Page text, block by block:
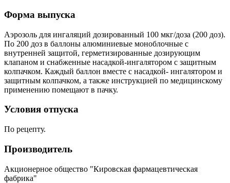
Форма выпуска
Аэрозоль для ингаляций дозированный 100 мкг/доза (200 доз).
По 200 доз в баллоны алюминиевые моноблочные с
внутренней защитой, герметизированные дозирующим
клапаном и снабженные насадкой-ингалятором с защитным
колпачком. Каждый баллон вместе с насадкой- ингалятором и
защитным колпачком, а также инструкцией по медицинскому
применению помещают в пачку.
Условия отпуска
По рецепту.
Производитель
Акционерное общество "Кировская фармацевтическая
фабрика"